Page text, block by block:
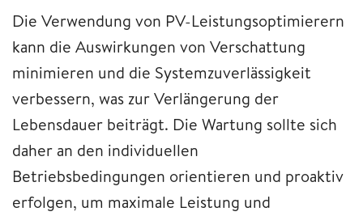
Die Verwendung von PV-Leistungsoptimierern
kann die Auswirkungen von Verschattung
minimieren und die Systemzuverlässigkeit
verbessern, was zur Verlängerung der
Lebensdauer beiträgt. Die Wartung sollte sich
daher an den individuellen
Betriebsbedingungen orientieren und proaktiv
erfolgen, um maximale Leistung und